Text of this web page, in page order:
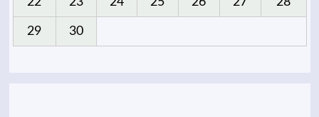
29 30